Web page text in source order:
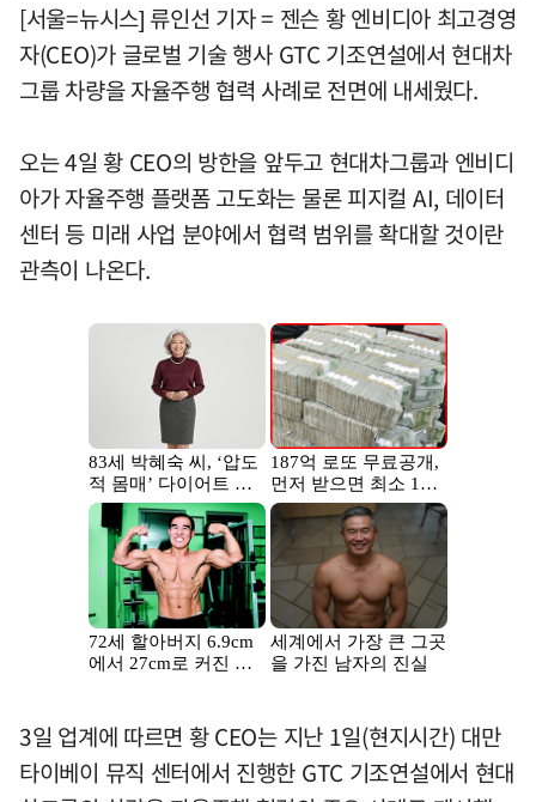
[서울=뉴시스] 류인선 기자 = 젠슨 황 엔비디아 최고경영
자(CEO)가 글로벌 기술 행사 GTC 기조연설에서 현대차
그룹 차량을 자율주행 협력 사례로 전면에 내세웠다.
오는 4일 황 CEO의 방한을 앞두고 현대차그룹과 엔비디
아가 자율주행 플랫폼 고도화는 물론 피지컬 AI, 데이터
센터 등 미래 사업 분야에서 협력 범위를 확대할 것이란
관측이 나온다.
3일 업계에 따르면 황 CEO는 지난 1일(현지시간) 대만
타이베이 뮤직 센터에서 진행한 GTC 기조연설에서 현대